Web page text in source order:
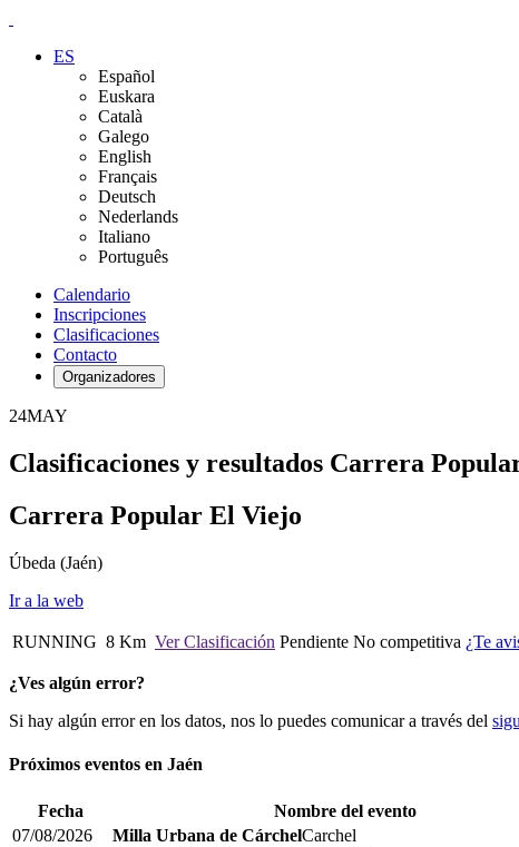
ES
Español
Euskara
Català
Galego
English
Français
Deutsch
Nederlands
Italiano
Português
Calendario
Inscripciones
Clasificaciones
Contacto
Organizadores
24MAY
Clasificaciones y resultados Carrera
Carrera Popular El Viejo
Úbeda (Jaén)
Ir a la web
RUNNING 8 Km Ver Clasificación Pendiente No competitiva ¿Te
¿Ves algún error?
Si hay algún error en los datos, nos lo puedes comunicar a través del
Próximos eventos en Jaén
Fecha Nombre del evento
07/08/2026
Milla Urbana de CárchelCarchel